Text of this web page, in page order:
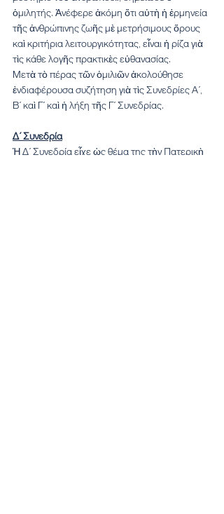
ὁμιλητής. Ἀνέφερε ἀκόμη ὅτι αὐτὴ ἡ ἑρμηνεία
τῆς ἀνθρώπινης ζωῆς μὲ μετρήσιμους ὅρους
καὶ κριτήρια λειτουργικότητας, εἶναι ἡ ρίζα γιὰ
τὶς κάθε λογῆς πρακτικὲς εὐθανασίας.
Μετὰ τὸ πέρας τῶν ὁμιλιῶν ἀκολούθησε
ἐνδιαφέρουσα συζήτηση γιὰ τὶς Συνεδρίες Α΄,
Β΄ καὶ Γ΄ καὶ ἡ λήξη τῆς Γ΄ Συνεδρίας.
Δ΄ Συνεδρία
Ἡ Δ΄ Συνεδρία εἶχε ὡς θέμα της τὴν Πατερικὴ